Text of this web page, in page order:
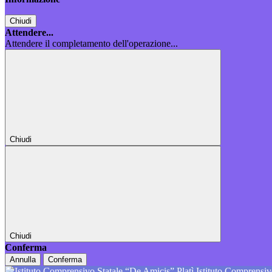
Chiudi
Attendere...
Attendere il completamento dell'operazione...
Chiudi
Chiudi
Conferma
Annulla Conferma